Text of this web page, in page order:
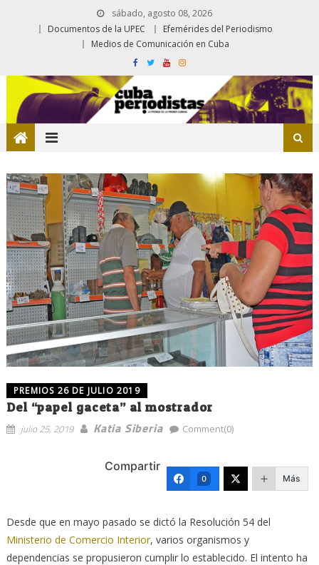
sábado, agosto 08, 2026
Documentos de la UPEC
Efemérides del Periodismo
Medios de Comunicación en Cuba
PREMIOS 26 DE JULIO 2019
Del “papel gaceta” al mostrador
julio 25, 2019 Katia Siberia Comment(0)
Compartir
0 Más
Desde que en mayo pasado se dictó la Resolución 54 del
Ministerio de Comercio Interior, varios organismos y
dependencias se propusieron cumplir lo establecido. El intento ha